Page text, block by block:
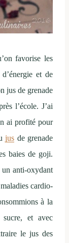
favorise les
et de
jus de grenade
l’école. J’ai
ai profité pour
jus de grenade
baies de goji.
anti-oxydant
cardio-
à la
et avec
le jus des